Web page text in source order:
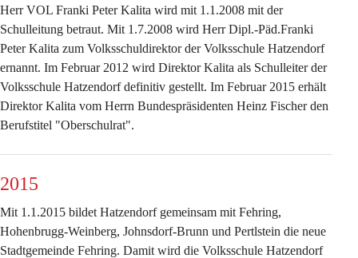
Herr VOL Franki Peter Kalita wird mit 1.1.2008 mit der
Schulleitung betraut. Mit 1.7.2008 wird Herr Dipl.-Päd.Franki
Peter Kalita zum Volksschuldirektor der Volksschule Hatzendorf
ernannt. Im Februar 2012 wird Direktor Kalita als Schulleiter der
Volksschule Hatzendorf definitiv gestellt. Im Februar 2015 erhält
Direktor Kalita vom Herrn Bundespräsidenten Heinz Fischer den
Berufstitel "Oberschulrat".
2015
Mit 1.1.2015 bildet Hatzendorf gemeinsam mit Fehring,
Hohenbrugg-Weinberg, Johnsdorf-Brunn und Pertlstein die neue
Stadtgemeinde Fehring. Damit wird die Volksschule Hatzendorf